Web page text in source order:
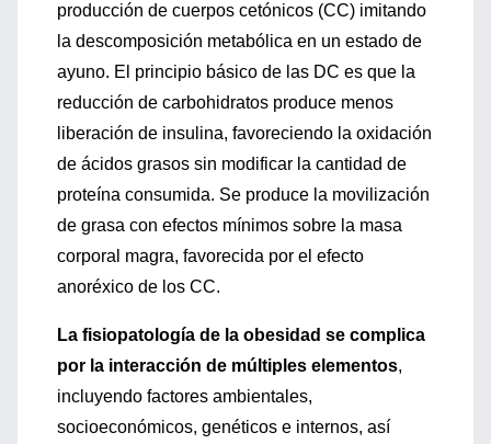
producción de cuerpos cetónicos (CC) imitando
la descomposición metabólica en un estado de
ayuno. El principio básico de las DC es que la
reducción de carbohidratos produce menos
liberación de insulina, favoreciendo la oxidación
de ácidos grasos sin modificar la cantidad de
proteína consumida. Se produce la movilización
de grasa con efectos mínimos sobre la masa
corporal magra, favorecida por el efecto
anoréxico de los CC.
La fisiopatología de la obesidad se complica
por la interacción de múltiples elementos,
incluyendo factores ambientales,
socioeconómicos, genéticos e internos, así